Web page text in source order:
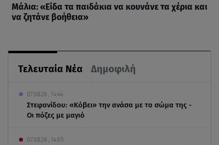
Τελευταία Νέα Δημοφιλή
07.08.26 , 14:44
Στεφανίδου: «Κόβει» την ανάσα με το σώμα της -
Οι πόζες με μαγιό
07.08.26 , 14:05
Μάλια: «Είδα τα παιδάκια να κουνάνε τα χέρια και
να ζητάνε βοήθεια»